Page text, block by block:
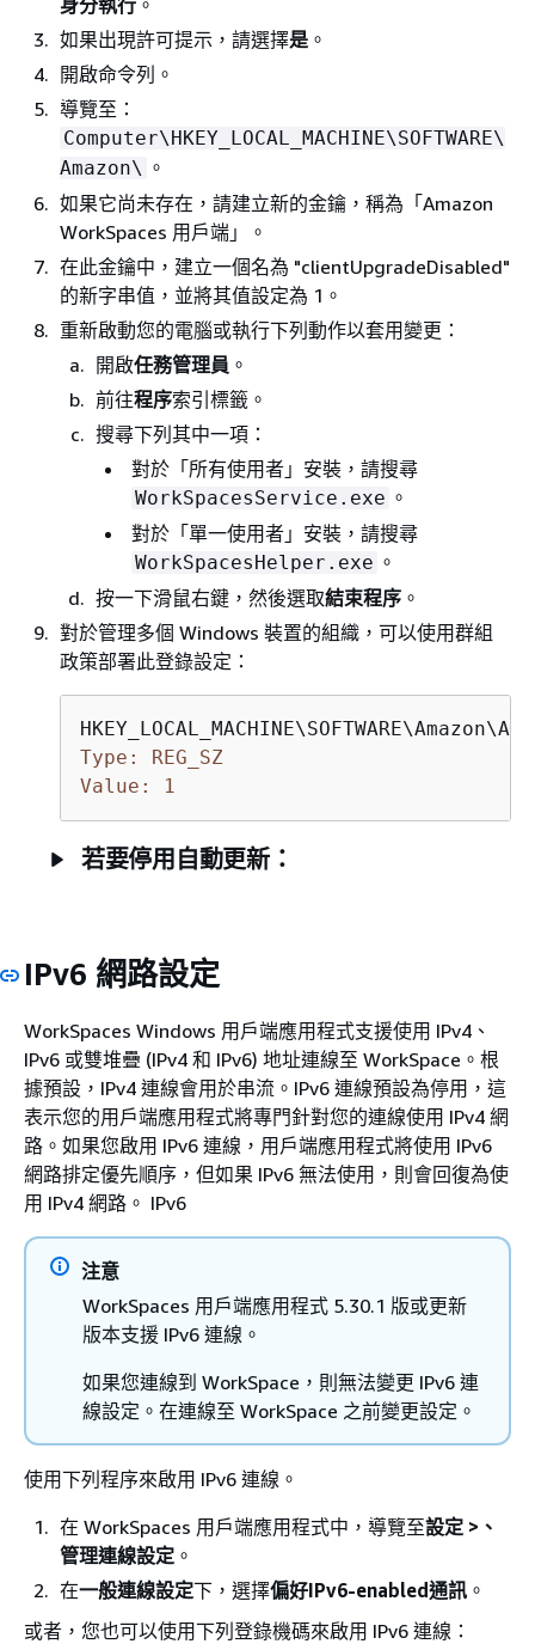
身分執行 。
如果出現許可提示，請選擇是。
開啟命令列。
導覽至：
Computer\HKEY_LOCAL_MACHINE\SOFTWARE\
Amazon\ 。
如果它尚未存在，請建立新的金鑰，稱為「Amazon
WorkSpaces 用戶端」。
在此金鑰中，建立一個名為 "clientUpgradeDisabled"
的新字串值，並將其值設定為 1。
重新啟動您的電腦或執行下列動作以套用變更：
開啟任務管理員 。
前往程序索引標籤。
搜尋下列其中一項：
對於「所有使用者」安裝，請搜尋
WorkSpacesService.exe 。
對於「單一使用者」安裝，請搜尋
WorkSpacesHelper.exe 。
按一下滑鼠右鍵，然後選取結束程序 。
對於管理多個 Windows 裝置的組織，可以使用群組
政策部署此登錄設定：
Type: REG_SZ
Value: 1
若要停用自動更新：
IPv6 網路設定
WorkSpaces Windows 用戶端應用程式支援使用 IPv4、
IPv6 或雙堆疊 (IPv4 和 IPv6) 地址連線至 WorkSpace。根
據預設，IPv4 連線會用於串流。IPv6 連線預設為停用，這
表示您的用戶端應用程式將專門針對您的連線使用 IPv4 網
路。如果您啟用 IPv6 連線，用戶端應用程式將使用 IPv6
網路排定優先順序，但如果 IPv6 無法使用，則會回復為使
用 IPv4 網路。 IPv6
注意
WorkSpaces 用戶端應用程式 5.30.1 版或更新
版本支援 IPv6 連線。
如果您連線到 WorkSpace，則無法變更 IPv6 連
線設定。在連線至 WorkSpace 之前變更設定。
使用下列程序來啟用 IPv6 連線。
在 WorkSpaces 用戶端應用程式中，導覽至設定 >、
管理連線設定 。
在一般連線設定下，選擇偏好IPv6-enabled通訊 。
或者，您也可以使用下列登錄機碼來啟用 IPv6 連線：